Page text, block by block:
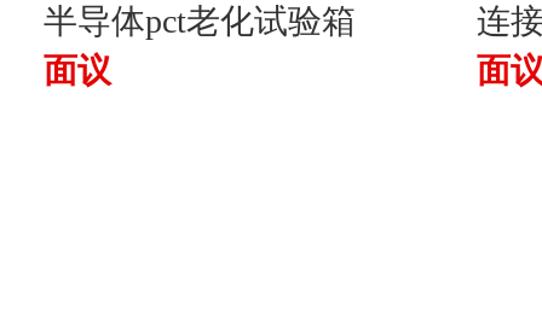
半导体pct老化试验箱
面议
连
面